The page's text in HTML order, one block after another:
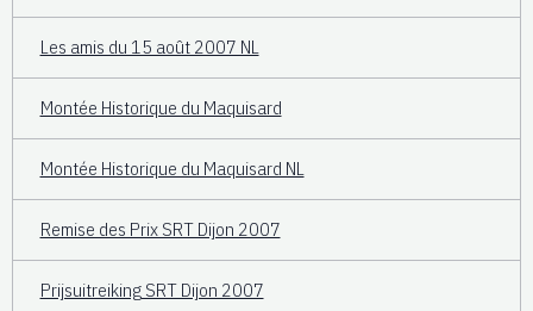
Les amis du 15 août 2007 NL
Montée Historique du Maquisard
Montée Historique du Maquisard NL
Remise des Prix SRT Dijon 2007
Prijsuitreiking SRT Dijon 2007